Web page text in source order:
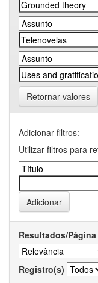
Retornar valores
Adicionar filtros:
Utilizar filtros para
Resultados/Página
Registro(s)